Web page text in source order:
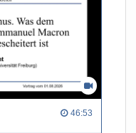
46:53